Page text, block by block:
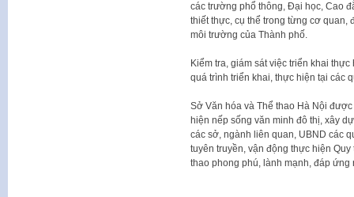
các trường phổ thông, Đại học, Cao
thiết thực, cụ thể trong từng cơ quan,
môi trường của Thành phố.
Kiểm tra, giám sát việc triển khai
quá trình triển khai, thực hiện tại các
Sở Văn hóa và Thể thao Hà Nội
hiện nếp sống văn minh đô thị, xây
các sở, ngành liên quan, UBND các
tuyên truyền, vận động thực hiện
thao phong phú, lành mạnh, đáp